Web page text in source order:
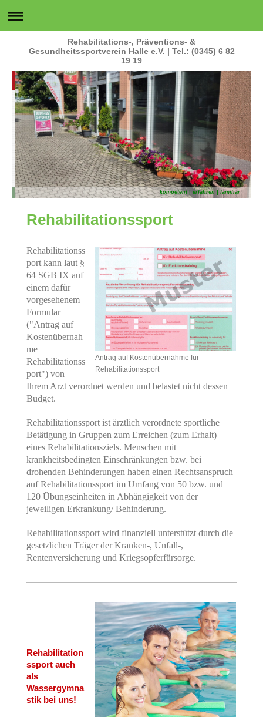
Rehabilitations-, Präventions- &
Gesundheitssportverein Halle e.V. | Tel.: (0345) 6 82
19 19
kompetent | erfahren | familiär
Rehabilitationssport
Antrag auf Kostenübernahme für
Rehabilitationssport
Rehabilitationss
port kann laut §
64 SGB IX auf
einem dafür
vorgesehenem
Formular
("Antrag auf
Kostenübernah
me
Rehabilitationss
port") von
Ihrem Arzt verordnet werden und belastet nicht dessen
Budget.
Rehabilitationssport ist ärztlich verordnete sportliche
Betätigung in Gruppen zum Erreichen (zum Erhalt)
eines Rehabilitationsziels. Menschen mit
krankheitsbedingten Einschränkungen bzw. bei
drohenden Behinderungen haben einen Rechtsanspruch
auf Rehabilitationssport im Umfang von 50 bzw. und
120 Übungseinheiten in Abhängigkeit von der
jeweiligen Erkrankung/ Behinderung.
Rehabilitationssport wird finanziell unterstützt durch die
gesetzlichen Träger der Kranken-, Unfall-,
Rentenversicherung und Kriegsopferfürsorge.
Rehabilitation
ssport auch
als
Wassergymna
stik bei uns!